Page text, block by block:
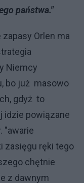
państwa."
Orlen ma
Niemcy
bo już masowo
gdyż to
idzie powiązane
"awarie
zasięgu ręki tego
chętnie
z dawnym